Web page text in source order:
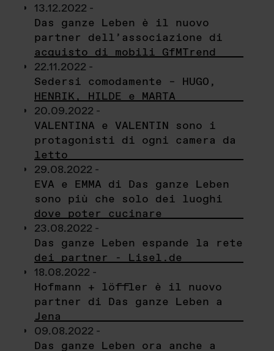
13.12.2022 -
Das ganze Leben è il nuovo
partner dell’associazione di
acquisto di mobili GfMTrend
22.11.2022 -
Sedersi comodamente – HUGO,
HENRIK, HILDE e MARTA
20.09.2022 -
VALENTINA e VALENTIN sono i
protagonisti di ogni camera da
letto
29.08.2022 -
EVA e EMMA di Das ganze Leben
sono più che solo dei luoghi
dove poter cucinare
23.08.2022 -
Das ganze Leben espande la rete
dei partner - Lisel.de
18.08.2022 -
Hofmann + löffler è il nuovo
partner di Das ganze Leben a
Jena
09.08.2022 -
Das ganze Leben ora anche a